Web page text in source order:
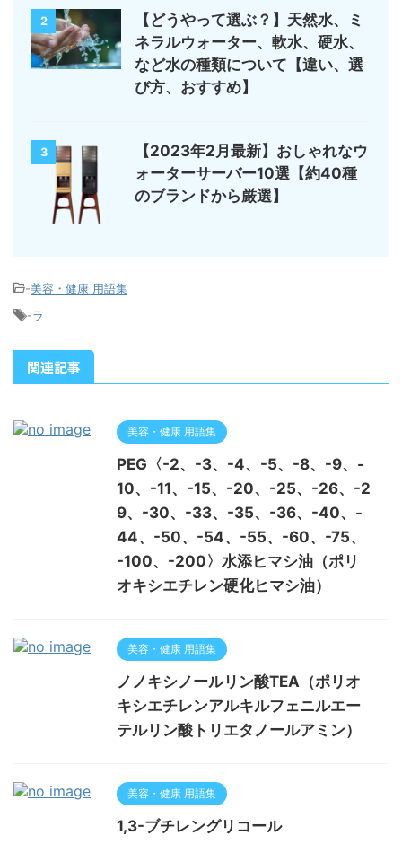
2
【どうやって選ぶ？】天然水、ミ
ネラルウォーター、軟水、硬水、
など水の種類について【違い、選
び方、おすすめ】
3
【2023年2月最新】おしゃれなウ
ォーターサーバー10選【約40種
のブランドから厳選】
-美容・健康 用語集
-ラ
関連記事
美容・健康 用語集
PEG〈-2、-3、-4、-5、-8、-9、-
10、-11、-15、-20、-25、-26、-2
9、-30、-33、-35、-36、-40、-
44、-50、-54、-55、-60、-75、
-100、-200〉水添ヒマシ油（ポリ
オキシエチレン硬化ヒマシ油）
美容・健康 用語集
ノノキシノールリン酸TEA（ポリオ
キシエチレンアルキルフェニルエー
テルリン酸トリエタノールアミン）
美容・健康 用語集
1,3-ブチレングリコール